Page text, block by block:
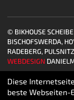
© BIKHOUSE
BISCHOFSWERDA,
RADEBERG,
WEBDESIGN
Diese
beste Webseiten-